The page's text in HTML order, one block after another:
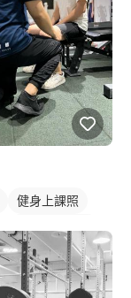
健身上課照
私人健身教練
健身課程